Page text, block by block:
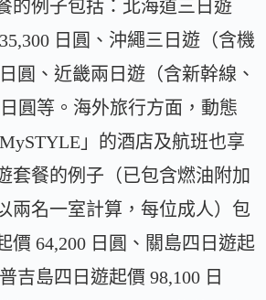
的例子包括：北海道三日遊
日圓、沖繩三日遊（含機
圓、近畿兩日遊（含新幹線、
圓等。海外旅行方面，動態
」的酒店及航班也享
套餐的例子（已包含燃油附加
兩名一室計算，每位成人）包
價 64,200 日圓、關島四日遊起
吉島四日遊起價 98,100 日